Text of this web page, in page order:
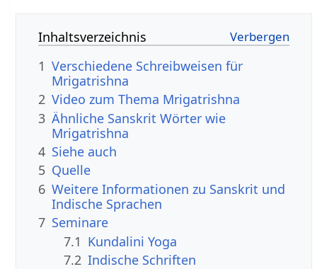
Inhaltsverzeichnis
1 Verschiedene Schreibweisen für
Mrigatrishna
2 Video zum Thema Mrigatrishna
3 Ähnliche Sanskrit Wörter wie
Mrigatrishna
4 Siehe auch
5 Quelle
6 Weitere Informationen zu Sanskrit und
Indische Sprachen
7 Seminare
7.1 Kundalini Yoga
7.2 Indische Schriften